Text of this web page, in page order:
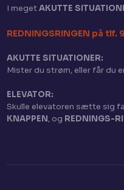
I megetAKUTTE
​REDNINGSRINGEN på tlf.
AKUTTE SITUATIONER:
Mister du strøm, eller får du
ELEVATOR:
Skulle elevatoren sætte sig
KNAPPEN, og REDNINGS-